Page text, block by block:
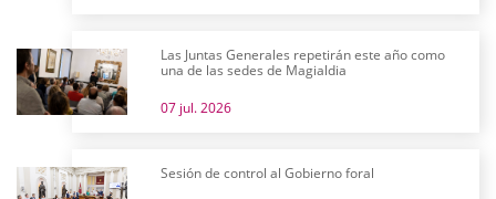
Las Juntas Generales repetirán este año como
una de las sedes de Magialdia
07 jul. 2026
Sesión de control al Gobierno foral